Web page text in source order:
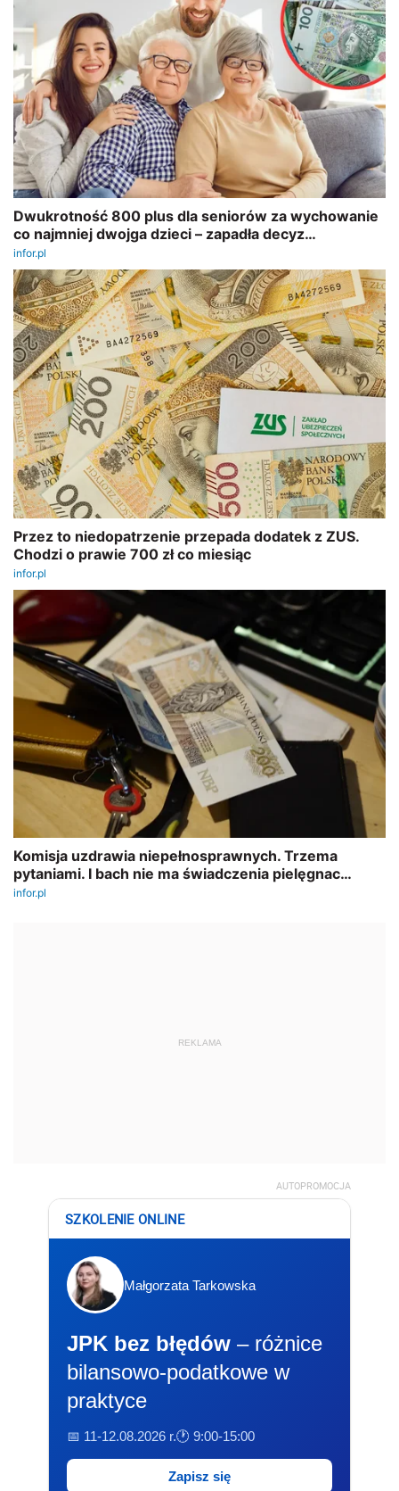
REKLAMA
AUTOPROMOCJA
SZKOLENIE ONLINE
Małgorzata Tarkowska
JPK bez błędów – różnice
bilansowo-podatkowe w
praktyce
📅 11-12.08.2026 r.🕐 9:00-15:00
Zapisz się